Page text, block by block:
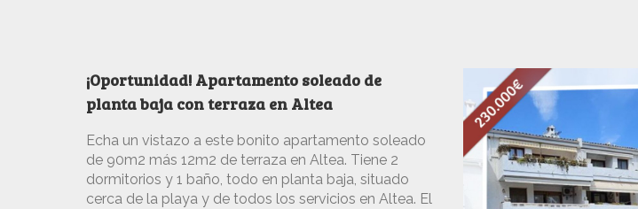
¡Oportunidad! Apartamento soleado de
planta baja con terraza en Altea
Echa un vistazo a este bonito apartamento soleado
de 90m2 más 12m2 de terraza en Altea. Tiene 2
dormitorios y 1 baño, todo en planta baja, situado
cerca de la playa y de todos los servicios en Altea. El